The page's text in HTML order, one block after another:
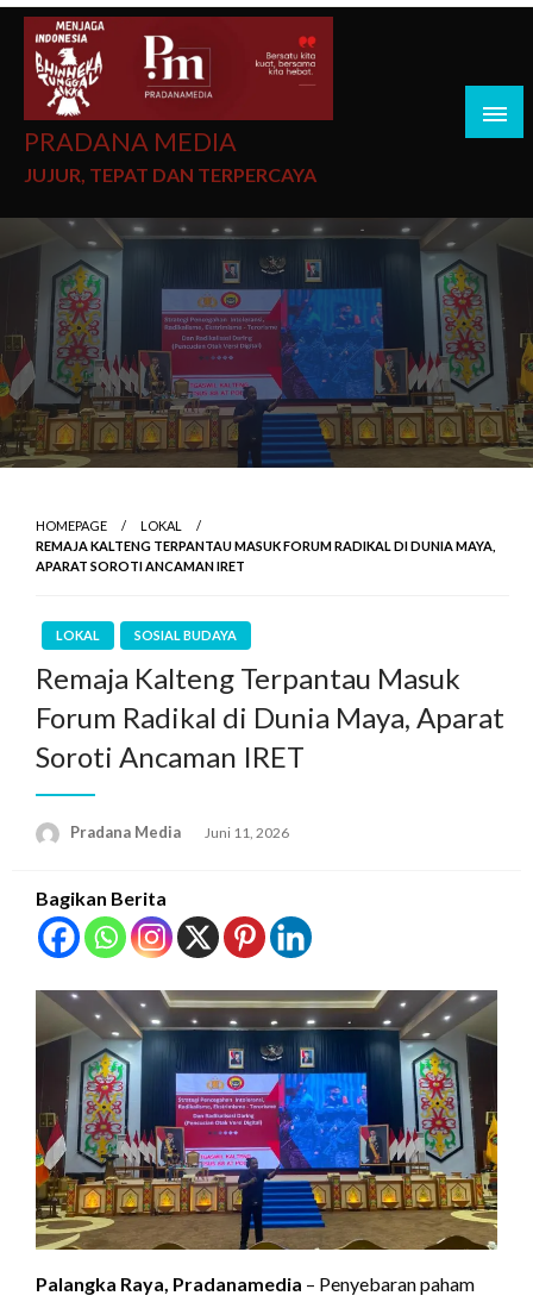
PRADANA MEDIA
JUJUR, TEPAT DAN TERPERCAYA
HOMEPAGE
LOKAL
REMAJA KALTENG TERPANTAU MASUK FORUM RADIKAL DI DUNIA MAYA,
APARAT SOROTI ANCAMAN IRET
LOKAL SOSIAL BUDAYA
Remaja Kalteng Terpantau Masuk
Forum Radikal di Dunia Maya, Aparat
Soroti Ancaman IRET
Pradana Media Juni 11, 2026
Bagikan Berita
Palangka Raya, Pradanamedia – Penyebaran paham